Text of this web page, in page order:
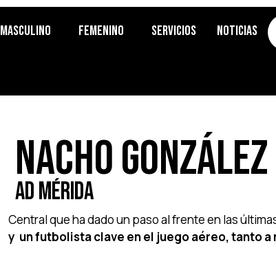
Masculino Femenino Servicios Noticias
Nacho González
AD Mérida
Central que ha dado un paso al frente en las
y un futbolista clave en el juego aéreo, tanto